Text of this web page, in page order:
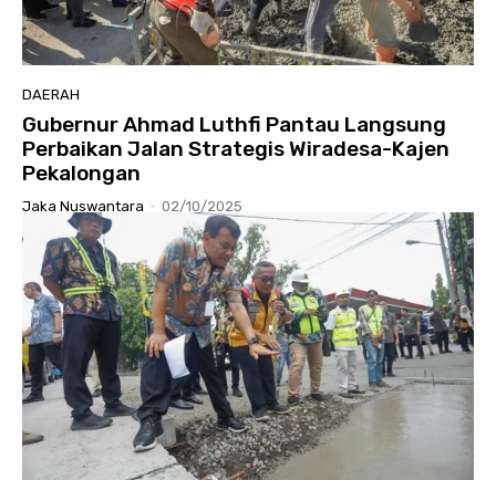
DAERAH
Gubernur Ahmad Luthfi Pantau Langsung
Perbaikan Jalan Strategis Wiradesa-Kajen
Pekalongan
Jaka Nuswantara - 02/10/2025